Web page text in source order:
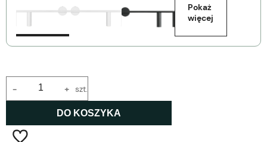
Pokaż
więcej
+
- szt.
DO KOSZYKA